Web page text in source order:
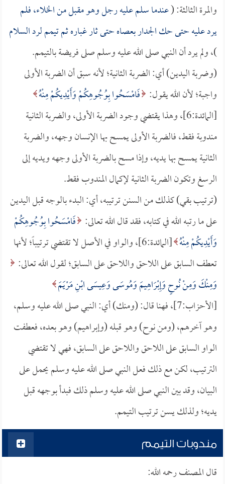
والمرة الثالثة: (عندما سلم عليه رجل وهو مقبل من الخلاء، فلم
يرد عليه حتى حك الجدار بعصاه حتى ثار غباره ثم تيمم لرد السلام
)، ولم يرد أن النبي صلى الله عليه وسلم صلى فريضة بالتيمم.
(وضربة اليدين) أي: الضربة الثانية؛ لأنه سبق أن الضربة الأولى
واجبة؛ لأن الله يقول: فَامْسَحُوا بِوُجُوهِكُمْ وَأَيْدِيكُمْ مِنْهُ
[المائدة:6]، وهذا يقتضي وجود الضربة الأولى، والضربة الثانية
مندوبة فقط، فالضربة الأولى يمسح بها الإنسان وجهه، والضربة
الثانية يمسح بها يديه، وإذا مسح بالضربة الأولى وجهه ويديه إلى
الرسغ وتكون الضربة الثانية لإكمال المندوب فقط.
(ترتيب بقي) كذلك من السنن ترتيبه، أي: البدء بالوجه قبل اليدين
على ما رتبه الله في كتابه، فقد قال الله تعالى: فَامْسَحُوا بِوُجُوهِكُمْ
وَأَيْدِيكُمْ مِنْهُ
[المائدة:6]، والواو في الأصل لا تقتضي ترتيباً؛ لأنها
تعطف السابق على اللاحق واللاحق على السابق؛ لقول الله تعالى:
وَمِنْكَ وَمِنْ نُوحٍ وَإِبْرَاهِيمَ وَمُوسَى وَعِيسَى ابْنِ مَرْيَمَ
[الأحزاب:7]، فهنا قال: (ومنك) أي: النبي صلى الله عليه وسلم،
وهو آخرهم، (ومن نوح) وهو قبله (وإبراهيم) وهو بعده، فعطفت
الواو السابق على اللاحق واللاحق على السابق، فهي لا تقتضي
الترتيب، لكن مع ذلك فعل النبي صلى الله عليه وسلم يحمل على
البيان، وقد بين النبي صلى الله عليه وسلم ذلك فبدأ بوجهه قبل
يديه؛ ولذلك يسن ترتيب التيمم.
مندوبات التيمم
قال المصنف رحمه الله: